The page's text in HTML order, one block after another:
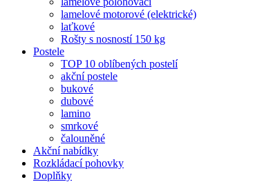
lamelové motorové (elektrické)
laťkové
Rošty s nosností 150 kg
Postele
TOP 10 oblíbených postelí
akční postele
bukové
dubové
lamino
smrkové
čalouněné
Akční nabídky
Rozkládací pohovky
Doplňky